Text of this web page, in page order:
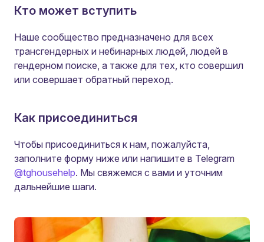
Кто может вступить
Наше сообщество предназначено для всех
трансгендерных и небинарных людей, людей в
гендерном поиске, а также для тех, кто совершил
или совершает обратный переход.
Как присоединиться
Чтобы присоединиться к нам, пожалуйста,
заполните форму ниже или напишите в Telegram
@tghousehelp. Мы свяжемся с вами и уточним
дальнейшие шаги.